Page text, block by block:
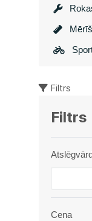
Filtrs
Filtrs
Cena